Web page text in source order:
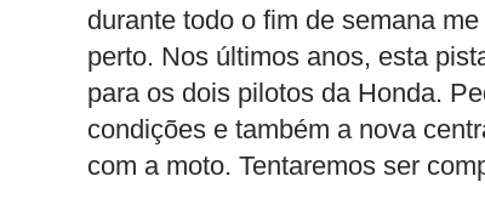
durante todo o fim de semana
perto. Nos últimos anos, esta
para os dois pilotos da Honda.
condições e também a nova
com a moto. Tentaremos ser